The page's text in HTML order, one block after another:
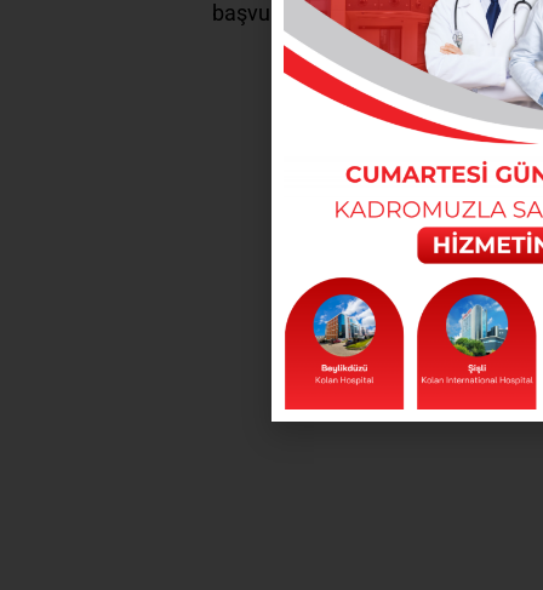
başvurunuz.